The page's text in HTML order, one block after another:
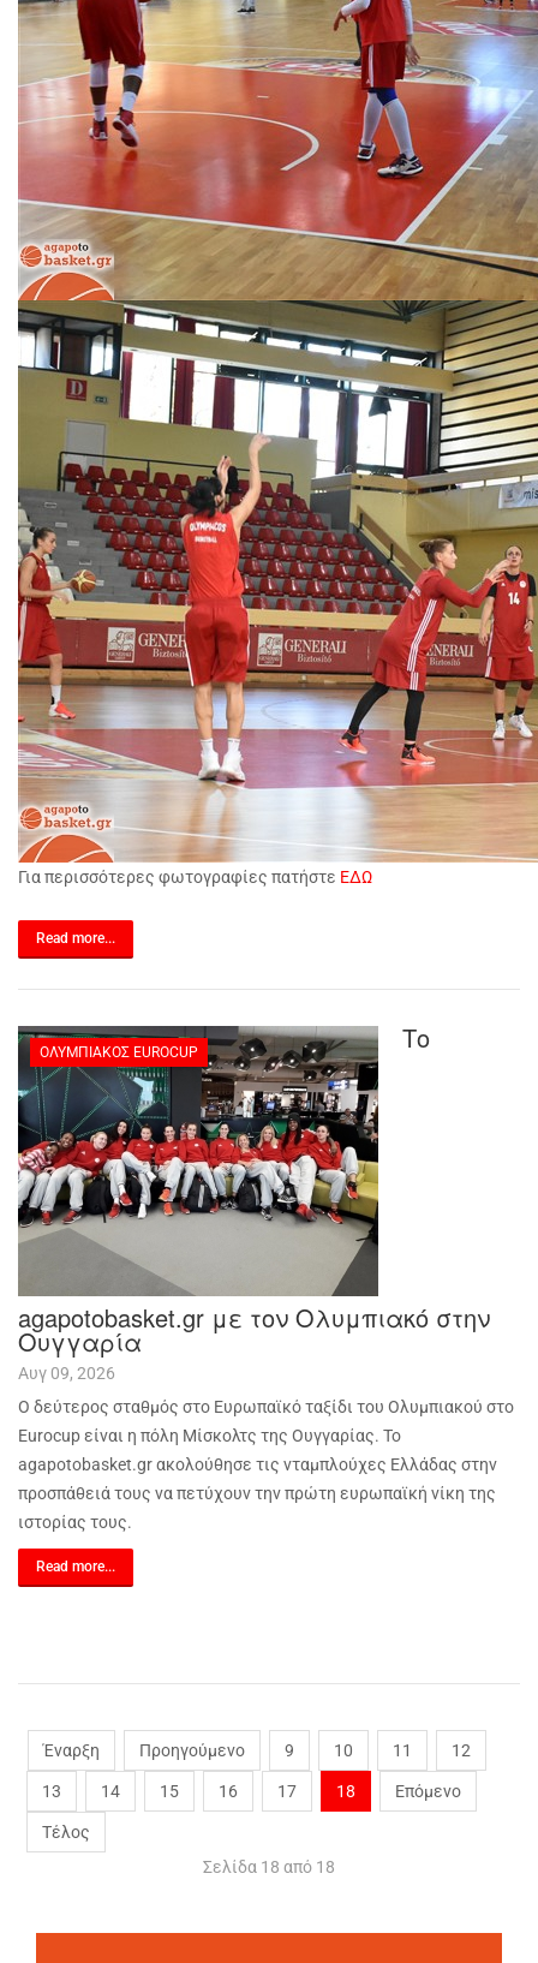
Για περισσότερες φωτογραφίες πατήστε ΕΔΩ
Read more...
ΟΛΥΜΠΙΑΚΌΣ EUROCUP Το
agapotobasket.gr με τον Ολυμπιακό στην
Ουγγαρία
Αυγ 09, 2026
Ο δεύτερος σταθμός στο Ευρωπαϊκό ταξίδι του Ολυμπιακού στο
Eurocup είναι η πόλη Μίσκολτς της Ουγγαρίας. Το
agapotobasket.grακολούθησε τις νταμπλούχες Ελλάδας στην
προσπάθειά τους να πετύχουν την πρώτη ευρωπαϊκή νίκη της
ιστορίας τους.
Read more...
Έναρξη Προηγούμενο 9 10 11 12
13 14 15 16 17 18 Επόμενο
Τέλος
Σελίδα 18 από 18